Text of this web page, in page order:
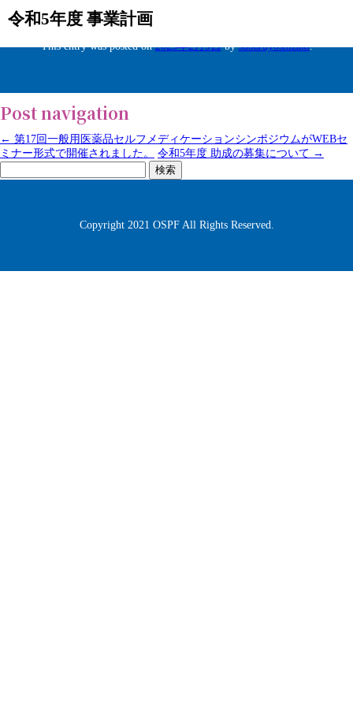
令和5年度 事業計画
This entry was posted on2023年2月9日bysubaruyoshizaki.
Post navigation
← 第17回一般用医薬品セルフメディケーションシンポジウムがWEBセ
ミナー形式で開催されました。
令和5年度 助成の募集について →
索:
Copyright 2021 OSPF All Rights Reserved.